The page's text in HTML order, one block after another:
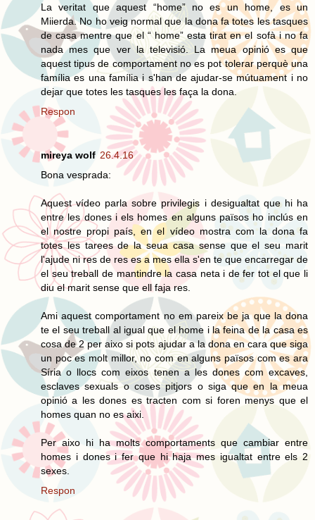
La veritat que aquest “home” no es un home, es un
Miierda. No ho veig normal que la dona fa totes les tasques
de casa mentre que el “ home” esta tirat en el sofà i no fa
nada mes que ver la televisió. La meua opinió es que
aquest tipus de comportament no es pot tolerar perquè una
família es una família i s'han de ajudar-se mútuament i no
dejar que totes les tasques les faça la dona.
Respon
mireya wolf 26.4.16
Bona vesprada:
Aquest vídeo parla sobre privilegis i desigualtat que hi ha
entre les dones i els homes en alguns països ho inclús en
el nostre propi país, en el vídeo mostra com la dona fa
totes les tarees de la seua casa sense que el seu marit
l'ajude ni res de res es a mes ella s'en te que encarregar de
el seu treball de mantindre la casa neta i de fer tot el que li
diu el marit sense que ell faja res.
Ami aquest comportament no em pareix be ja que la dona
te el seu treball al igual que el home i la feina de la casa es
cosa de 2 per aixo si pots ajudar a la dona en cara que siga
un poc es molt millor, no com en alguns països com es ara
Síria o llocs com eixos tenen a les dones com excaves,
esclaves sexuals o coses pitjors o siga que en la meua
opinió a les dones es tracten com si foren menys que el
homes quan no es aixi.
Per aixo hi ha molts comportaments que cambiar entre
homes i dones i fer que hi haja mes igualtat entre els 2
sexes.
Respon